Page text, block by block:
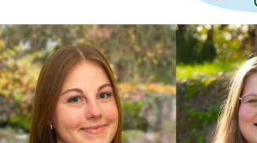
Logopädie
1000
Worte
GbR